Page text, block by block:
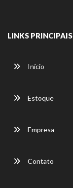
LINKS PRINCIPAIS
Início
Estoque
Empresa
Contato